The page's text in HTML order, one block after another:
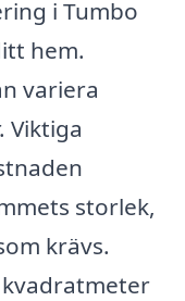
i Tumbo
hem.
variera
Viktiga
storlek,
krävs.